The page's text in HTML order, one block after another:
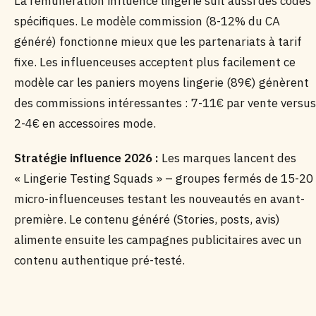
spécifiques. Le modèle commission (8-12% du CA
généré) fonctionne mieux que les partenariats à tarif
fixe. Les influenceuses acceptent plus facilement ce
modèle car les paniers moyens lingerie (89€) génèrent
des commissions intéressantes : 7-11€ par vente versus
2-4€ en accessoires mode.
Stratégie influence 2026 : Les marques lancent des
« Lingerie Testing Squads » – groupes fermés de 15-20
micro-influenceuses testant les nouveautés en avant-
première. Le contenu généré (Stories, posts, avis)
alimente ensuite les campagnes publicitaires avec un
contenu authentique pré-testé.